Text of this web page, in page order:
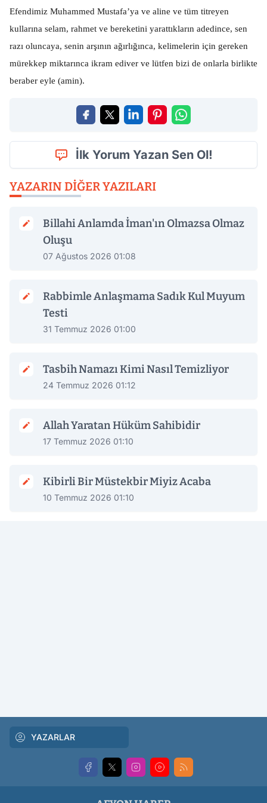
Efendimiz Muhammed Mustafa’ya ve aline ve tüm titreyen
kullarına selam, rahmet ve bereketini yarattıkların adedince, sen
razı oluncaya, senin arşının ağırlığınca, kelimelerin için gereken
mürekkep miktarınca ikram ediver ve lütfen bizi de onlarla birlikte
beraber eyle (amin).
İlk Yorum Yazan Sen Ol!
YAZARIN DIĞER YAZILARI
Billahi Anlamda İman'ın Olmazsa Olmaz
Oluşu
07 Ağustos 2026 01:08
Rabbimle Anlaşmama Sadık Kul Muyum
Testi
31 Temmuz 2026 01:00
Tasbih Namazı Kimi Nasıl Temizliyor
24 Temmuz 2026 01:12
Allah Yaratan Hüküm Sahibidir
17 Temmuz 2026 01:10
Kibirli Bir Müstekbir Miyiz Acaba
10 Temmuz 2026 01:10
YAZARLAR